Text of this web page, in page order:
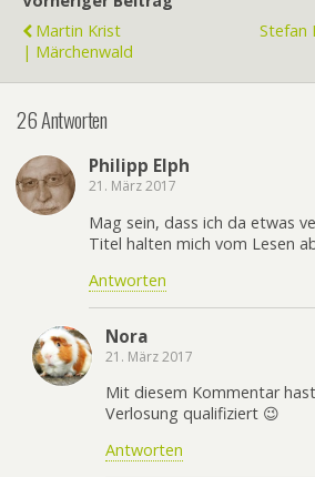
Martin Krist
| Märchenwald
Stefan
26 Antworten
Philipp Elph
21. März 2017
Mag sein, dass ich da etwas
Titel halten mich vom Lesen
Antworten
Nora
21. März 2017
Mit diesem Kommentar
Verlosung qualifiziert 😉
Antworten